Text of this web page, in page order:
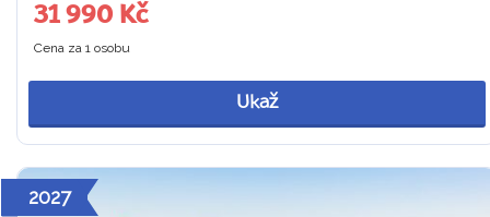
31 990 Kč
Cena za 1 osobu
Ukaž
2027